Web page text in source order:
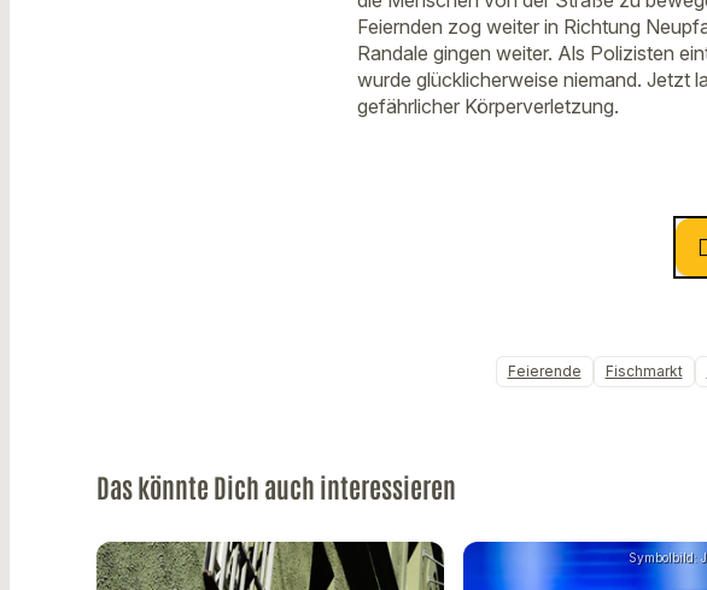
Feiernden zog weiter in Richtung
Randale gingen weiter. Als Polizisten
wurde glücklicherweise niemand. Jetzt
gefährlicher Körperverletzung.
Feierende Fischmarkt
Das könnte Dich auch interessieren
Symbolbild: